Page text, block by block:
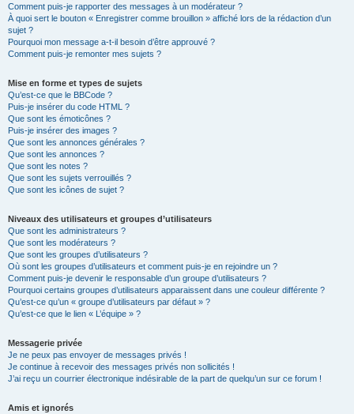
Comment puis-je rapporter des messages à un modérateur ?
À quoi sert le bouton « Enregistrer comme brouillon » affiché lors de la rédaction d’un
sujet ?
Pourquoi mon message a-t-il besoin d’être approuvé ?
Comment puis-je remonter mes sujets ?
Mise en forme et types de sujets
Qu’est-ce que le BBCode ?
Puis-je insérer du code HTML ?
Que sont les émoticônes ?
Puis-je insérer des images ?
Que sont les annonces générales ?
Que sont les annonces ?
Que sont les notes ?
Que sont les sujets verrouillés ?
Que sont les icônes de sujet ?
Niveaux des utilisateurs et groupes d’utilisateurs
Que sont les administrateurs ?
Que sont les modérateurs ?
Que sont les groupes d’utilisateurs ?
Où sont les groupes d’utilisateurs et comment puis-je en rejoindre un ?
Comment puis-je devenir le responsable d’un groupe d’utilisateurs ?
Pourquoi certains groupes d’utilisateurs apparaissent dans une couleur différente ?
Qu’est-ce qu’un « groupe d’utilisateurs par défaut » ?
Qu’est-ce que le lien « L’équipe » ?
Messagerie privée
Je ne peux pas envoyer de messages privés !
Je continue à recevoir des messages privés non sollicités !
J’ai reçu un courrier électronique indésirable de la part de quelqu’un sur ce forum !
Amis et ignorés